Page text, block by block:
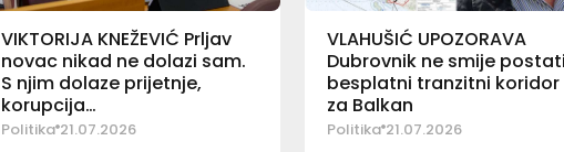
VIKTORIJA KNEŽEVIĆ Prljav
novac nikad ne dolazi sam.
S njim dolaze prijetnje,
korupcija…
Politika 21.07.2026
VLAHUŠIĆ UPOZORAVA
Dubrovnik ne smije
besplatni tranzitni koridor
za Balkan
Politika 21.07.2026